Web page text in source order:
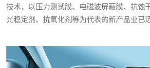
技术，以压力测试膜、电磁波屏蔽膜、抗蚀
光稳定剂、抗氧化剂等为代表的新产品业已